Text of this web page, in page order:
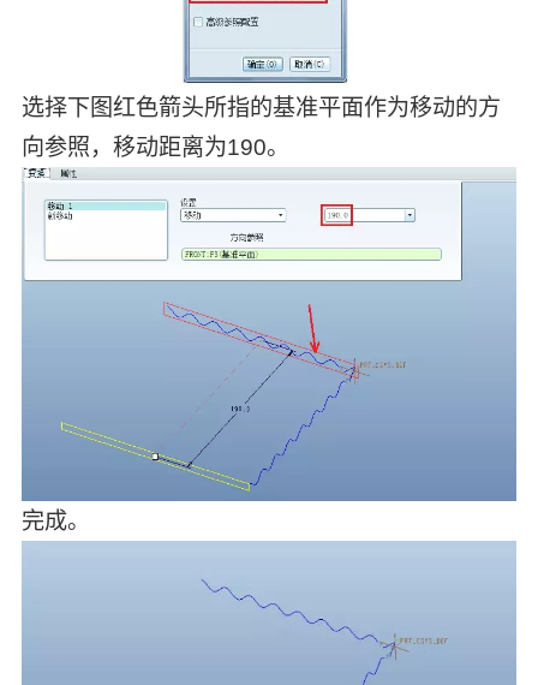
选择下图红色箭头所指的基准平面作为移动的方
向参照，移动距离为190。
完成。